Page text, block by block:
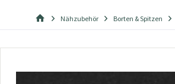
Nähzubehör Borten & Spitzen